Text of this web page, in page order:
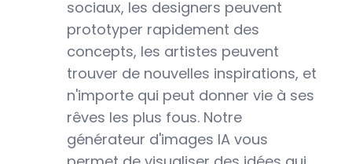
sociaux, les designers peuvent
prototyper rapidement des
concepts, les artistes peuvent
trouver de nouvelles inspirations, et
n'importe qui peut donner vie à ses
rêves les plus fous. Notre
générateur d'images IA vous